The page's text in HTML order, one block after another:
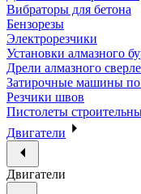
Вибраторы для бетона
Бензорезы
Электрорезчики
Установки алмазного
Дрели алмазного
Затирочные машины по
Резчики швов
Пистолеты
Двигатели
Двигатели